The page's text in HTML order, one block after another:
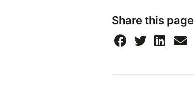
Share this page